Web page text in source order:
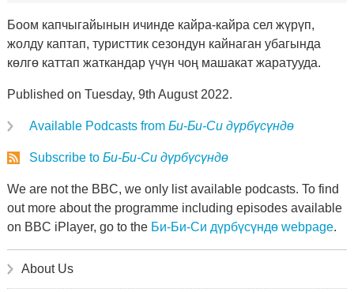
Боом капчыгайынын ичинде кайра-кайра сел жүрүп,
жолду каптап, туристтик сезондун кайнаган убагында
көлгө каттап жаткандар үчүн чоң машакат жаратууда.
Published on Tuesday, 9th August 2022.
Available Podcasts from Би-Би-Си дүрбүсүндө
Subscribe to Би-Би-Си дүрбүсүндө
We are not the BBC, we only list available podcasts. To find
out more about the programme including episodes available
on BBC iPlayer, go to the Би-Би-Си дүрбүсүндө webpage.
About Us